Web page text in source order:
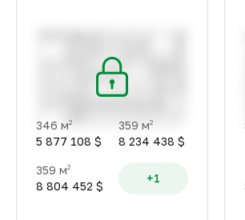
346 м2
5 877 108 $
359 м2
8 234 438 $
359 м2
8 804 452 $
+1